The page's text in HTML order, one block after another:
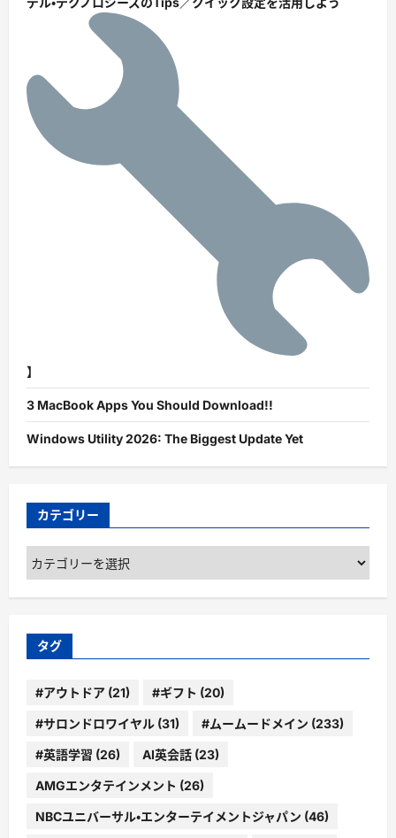
】
3 MacBook Apps You Should Download!!
Windows Utility 2026: The Biggest Update Yet
カテゴリー
カ
テ
ゴ
ー
タグ
#アウトドア (21) #ギフト (20)
#サロンドロワイヤル (31) #ムームードメイン (233)
#英語学習 (26) AI英会話 (23)
AMGエンタテインメント (26)
NBCユニバーサル・エンターテイメントジャパン (46)